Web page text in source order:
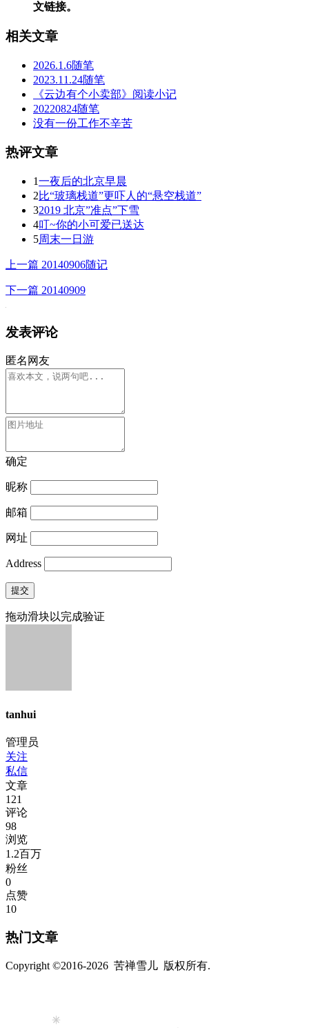
文链接。
相关文章
2026.1.6随笔
2023.11.24随笔
《云边有个小卖部》阅读小记
20220824随笔
没有一份工作不辛苦
热评文章
1一夜后的北京早晨
2比“玻璃栈道”更吓人的“悬空栈道”
32019 北京”准点”下雪
4叮~你的小可爱已送达
5周末一日游
上一篇 20140906随记
下一篇 20140909
发表评论
匿名网友
确定
昵称
邮箱
网址
Address
提交
拖动滑块以完成验证
tanhui
管理员
关注
私信
文章
121
评论
98
浏览
1.2百万
粉丝
0
点赞
10
热门文章
Copyright ©2016-2026 苦禅雪儿 版权所有.